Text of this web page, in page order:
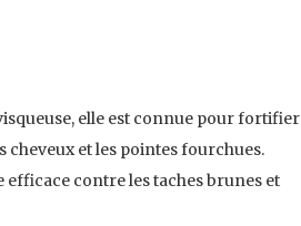
elle est connue pour fortifier
cheveux et les pointes fourchues.
efficace contre les taches brunes et